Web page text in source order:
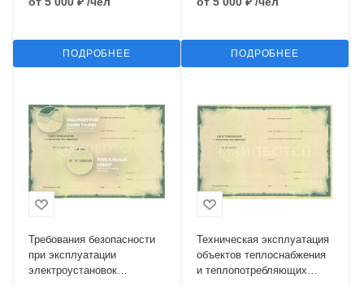
ПОДРОБНЕЕ ПОДРОБНЕЕ
Требования безопасности
при эксплуатации
электроустановок
Техническая эксплуатация
объектов теплоснабжения
и теплопотребляющих